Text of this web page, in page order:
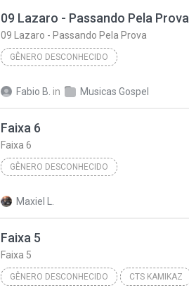
09 Lazaro - Passando Pela Prova
09 Lazaro - Passando Pela Prova
GÊNERO DESCONHECIDO
Gênero Desconhecido
Fabio B. in Musicas Gospel
Faixa 6
Faixa 6
GÊNERO DESCONHECIDO
Maxiel L.
Faixa 5
Faixa 5
GÊNERO DESCONHECIDO CTS KAMIKAZ